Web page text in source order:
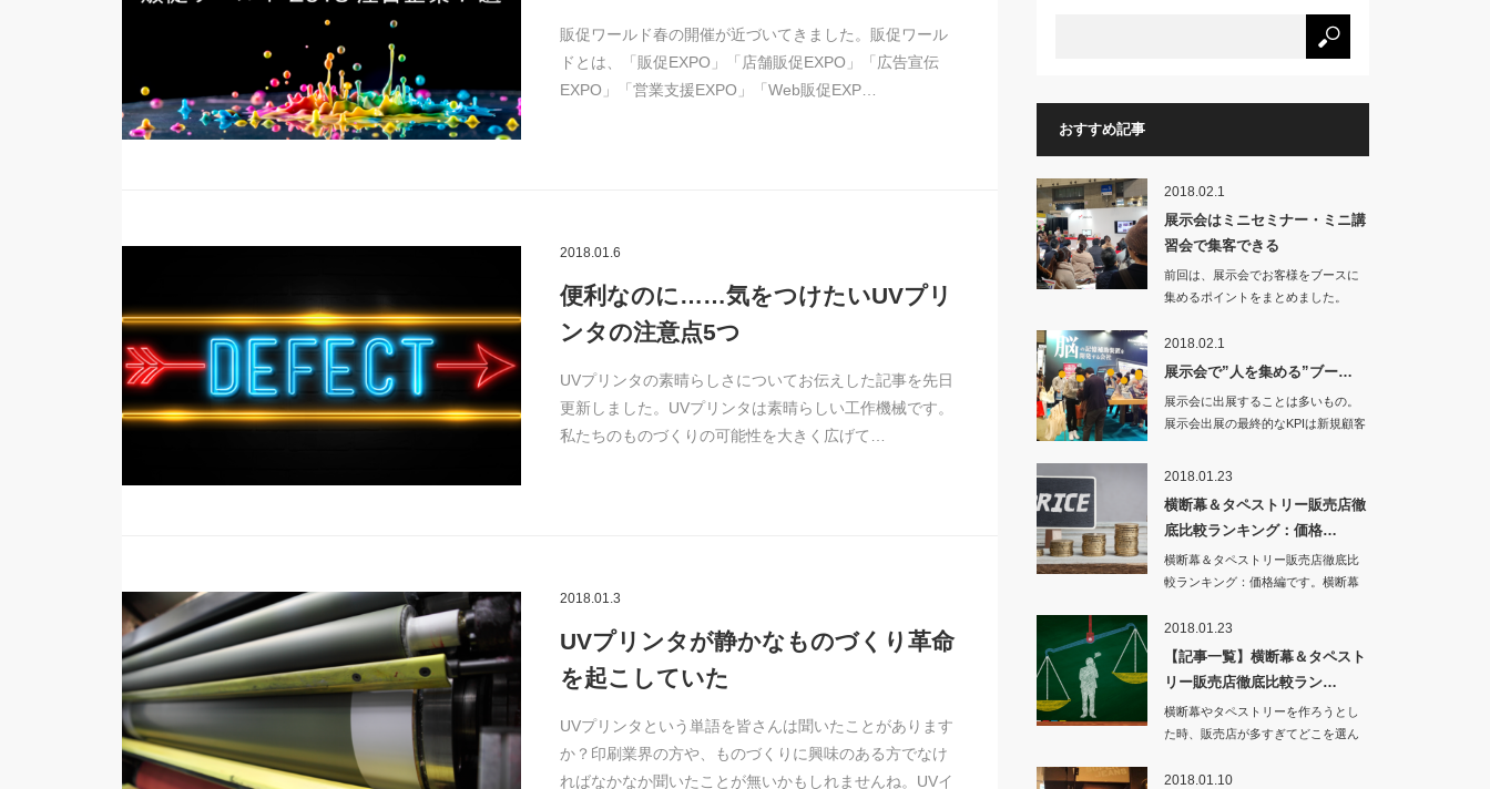
販促ワールド春の開催が近づいてきました。販促ワール
ドとは、「販促EXPO」「店舗販促EXPO」「広告宣伝
EXPO」「営業支援EXPO」「Web販促EXP…
2018.01.6
便利なのに……気をつけたいUVプリ
ンタの注意点5つ
UVプリンタの素晴らしさについてお伝えした記事を先日
更新しました。UVプリンタは素晴らしい工作機械です。
私たちのものづくりの可能性を大きく広げて…
2018.01.3
UVプリンタが静かなものづくり革命
を起こしていた
UVプリンタという単語を皆さんは聞いたことがあります
か？印刷業界の方や、ものづくりに興味のある方でなけ
ればなかなか聞いたことが無いかもしれませんね。UVイ
おすすめ記事
2018.02.1
展示会はミニセミナー・ミニ講
習会で集客できる
前回は、展示会でお客様をブースに
集めるポイントをまとめました。
2018.02.1
展示会で”人を集める”ブー…
展示会に出展することは多いもの。
展示会出展の最終的なKPIは新規顧客
2018.01.23
横断幕＆タペストリー販売店徹
底比較ランキング：価格…
横断幕＆タペストリー販売店徹底比
較ランキング：価格編です。横断幕
2018.01.23
【記事一覧】横断幕＆タペスト
リー販売店徹底比較ラン…
横断幕やタペストリーを作ろうとし
た時、販売店が多すぎてどこを選ん
2018.01.10